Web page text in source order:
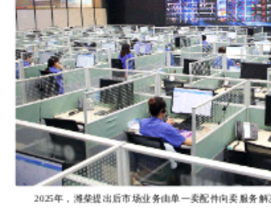
2025年，潍柴提出后市场业务由单一卖配件向卖服务